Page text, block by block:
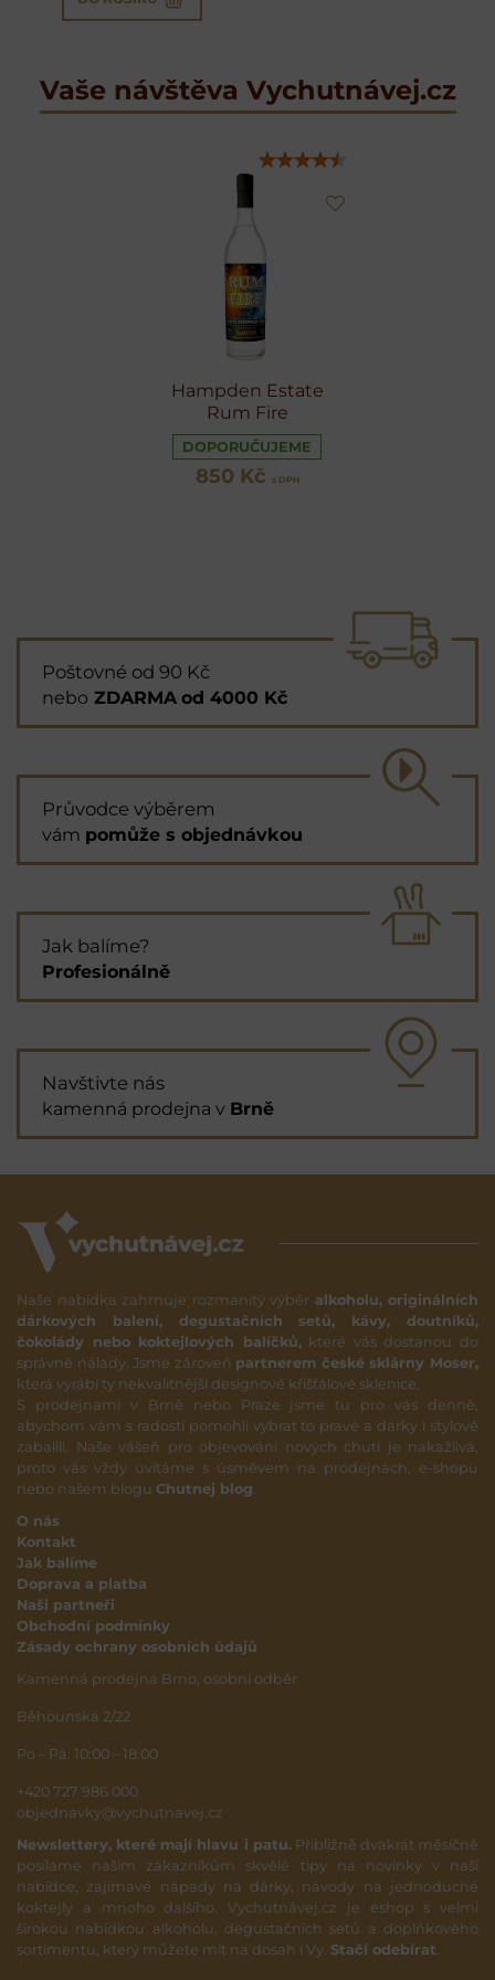
Vaše návštěva Vychutnávej.cz
Hampden Estate
Rum Fire
DOPORUČUJEME
850 Kč s DPH
Poštovné od 90 Kč
nebo ZDARMA od 4000 Kč
Průvodce výběrem
vám pomůže s objednávkou
Jak balíme?
Profesionálně
Navštivte nás
kamenná prodejna v Brně
Naše nabídka zahrnuje rozmanitý výběr alkoholu, originálních
dárkových balení, degustačních setů, kávy, doutníků,
čokolády nebo koktejlových balíčků,které vás dostanou do
správné nálady. Jsme zároveň partnerem české sklárny Moser,
která vyrábí ty nekvalitnější designové křišťálové sklenice.
S prodejnami v Brně nebo Praze jsme tu pro vás denně,
abychom vám s radostí pomohli vybrat to pravé a dárky i stylově
zabalili. Naše vášeň pro objevování nových chutí je nakažlivá,
proto vás vždy uvítáme s úsměvem na prodejnách, e-shopu
nebo našem blogu Chutnej blog
O nás
Kontakt
Jak balíme
Doprava a platba
Naši partneři
Obchodní podmínky
Zásady ochrany osobních údajů
Kamenná prodejna Brno, osobní odběr
Běhounská 2/22
Po – Pá: 10:00 – 18:00
+420 727 986 000
objednavky@vychutnavej.cz
Newslettery, které mají hlavu i patu.Přibližně dvakrát měsíčně
posíláme našim zákazníkům skvělé tipy na novinky v naší
nabídce, zajímavé nápady na dárky, návody na jednoduché
koktejly a mnoho dalšího. Vychutnávej.cz je eshop s velmi
širokou nabídkou alkoholu, degustačních setů a doplňkového
sortimentu, který můžete mít na dosah i Vy. Stačí odebírat